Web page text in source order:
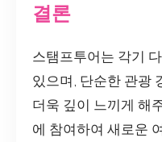
결론
스탬프투어는 각기
있으며, 단순한 관광
더욱 깊이 느끼게 해
에 참여하여 새로운